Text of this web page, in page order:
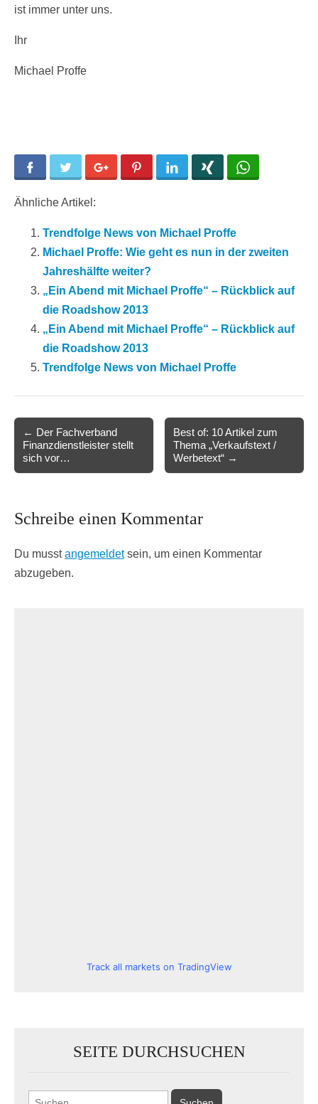
ist immer unter uns.
Ihr
Michael Proffe
Facebook Twitter Google+ Pinterest LinkedIn
Ähnliche Artikel:
Trendfolge News von Michael Proffe
Michael Proffe: Wie geht es nun in der zweiten
Jahreshälfte weiter?
„Ein Abend mit Michael Proffe“ – Rückblick auf
die Roadshow 2013
„Ein Abend mit Michael Proffe“ – Rückblick auf
die Roadshow 2013
Trendfolge News von Michael Proffe
navigation
← Der Fachverband
Finanzdienstleister stellt
sich vor…
Best of: 10 Artikel zum
Thema „Verkaufstext /
Werbetext“ →
Schreibe einen Kommentar
Du musstangemeldetsein, um einen Kommentar
abzugeben.
Track all markets on TradingView
SEITE DURCHSUCHEN
Suchen